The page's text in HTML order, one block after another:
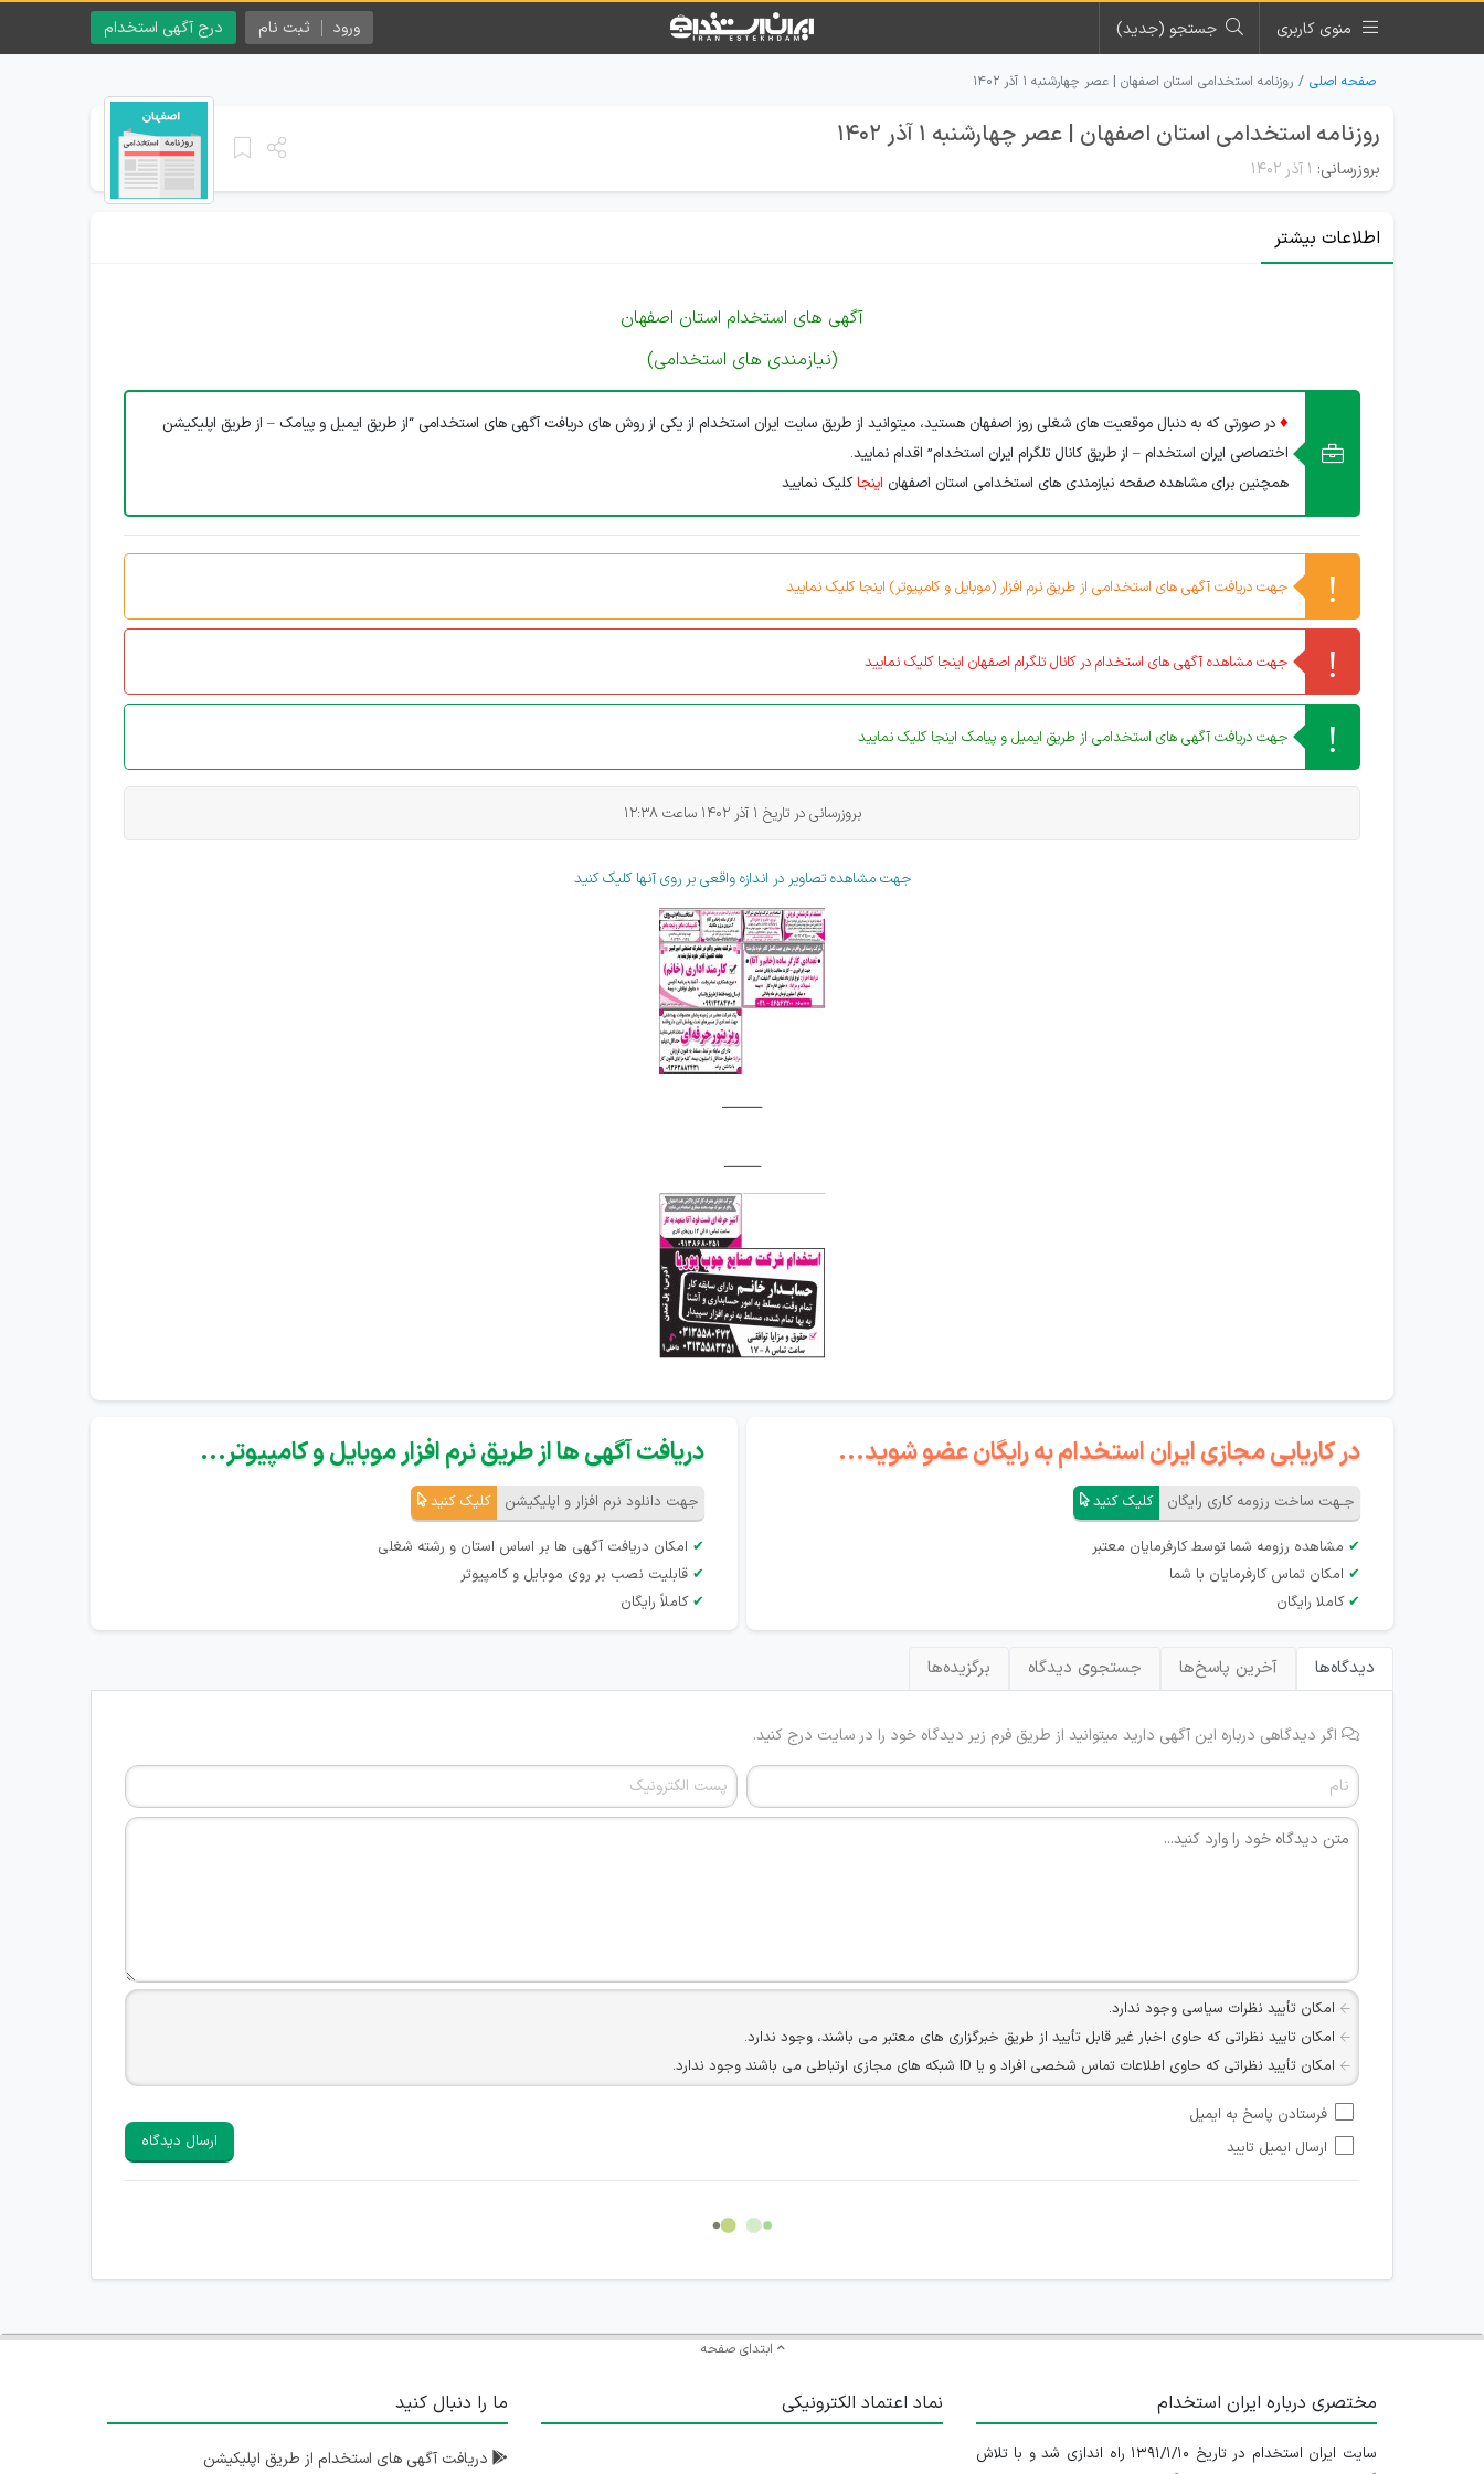
منوی کاربری جستجو (جدید) درج آگهی استخدام ورود ثبت نام
صفحه اصلی روزنامه استخدامی استان اصفهان | عصر چهارشنبه ۱ آذر ۱۴۰۲
روزنامه استخدامی استان اصفهان | عصر چهارشنبه 1 آذر 1402
بروزرسانی: ۱ آذر ۱۴۰۲
اطلاعات بیشتر
آگهی های استخدام استان اصفهان
(نیازمندی های استخدامی)
♦ در صورتی که به دنبال موقعیت های شغلی روز اصفهان هستید، میتوانید از طریق سایت ایران استخدام از یکی از روش های دریافت آگهی های استخدامی “از طریق ایمیل و پیامک – از طریق اپلیکیشن
اختصاصی ایران استخدام – از طریق کانال تلگرام ایران استخدام” اقدام نمایید.
همچنین برای مشاهده صفحه نیازمندی های استخدامی استان اصفهان اینجاکلیک نمایید
جهت دریافت آگهی های استخدامی از طریق نرم افزار (موبایل و کامپیوتر) اینجا کلیک نمایید
جهت مشاهده آگهی های استخدام در کانال تلگرام اصفهان اینجا کلیک نمایید
جهت دریافت آگهی های استخدامی از طریق ایمیل و پیامک اینجا کلیک نمایید
بروزرسانی در تاریخ 1 آذر 1402 ساعت 12:38
جهت مشاهده تصاویر در اندازه واقعی بر روی آنها کلیک کنید
ــــــــــــ
ـــــــــــ
در کاریابی مجازی ایران استخدام به رایگان عضو شوید...
جـهت ساخت رزومه کاری رایگان کلیک کنید
✔ مشاهده رزومه شما توسط کارفرمایان معتبر
✔ امکان تماس کارفرمایان با شما
✔ کاملا رایگان
دریافت آگهی ها از طریق نرم افزار موبایل و کامپیوتر...
جهت دانلود نرم افزار و اپلیکیشن کلیک کنید
✔ امکان دریافت آگهی ها بر اساس استان و رشته شغلی
✔ قابلیت نصب بر روی موبایل و کامپیوتر
✔ کاملاً رایگان
دیدگاه‌ها آخرین پاسخ‌ها جستجوی دیدگاه برگزیده‌ها
اگر دیدگاهی درباره این آگهی دارید میتوانید از طریق فرم زیر دیدگاه خود را در سایت درج کنید.
امکان تأیید نظرات سیاسی وجود ندارد.
امکان تایید نظراتی که حاوی اخبار غیر قابل تأیید از طریق خبرگزاری های معتبر می باشند، وجود ندارد.
امکان تأیید نظراتی که حاوی اطلاعات تماس شخصی افراد و یا ID شبکه های مجازی ارتباطی می باشند وجود ندارد.
هرگونه تحریک، تحقیر و کنایه به سایر افراد (مسئول و غیر مسئول) غیر مجاز می باشد.
امکان هماهنگی برای هرگونه ملاقات حضوری چه به صورت دسته جمعی و چه فردی توسط کاربران سایت وجود ندارد.
فرستادن پاسخ به ایمیل
ارسال ایمیل تایید
ارسال دیدگاه
ابتدای صفحه
مختصری درباره ایران استخدام
سایت ایران استخدام در تاریخ ۱۳۹۱/۱/۱۰ راه اندازی شد و با تلاش
نماد اعتماد الکترونیکی ما را دنبال کنید
دریافت آگهی های استخدام از طریق اپلیکیشن